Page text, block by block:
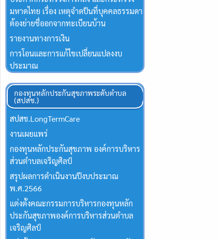
มหาดไทย เรื่อง เหตุจำดป็นที่บุคคลธรรมดา
ต้องย่ายชื่ออกจากทะเบียนบ้าน
รายงานทางการเงิน
การโอนและการแก้ไขเปลี่ยนแปลงงบ
ประมาณ
กองทุนหลักประกันสุขภาพระดับตำบล
(สปสช.)
สปสช.Long​Term​Care
งานเผยแพร่
กองทุนหลักประกันสุขภาพ องค์การบริหาร
ส่วนตำบลเจริญศิลป์
สรุปผลการดำเนินงานปีงบประมาณ
พ.ศ.2566
แต่งตั้งคณะกรรมการบริหารกองทุนหลัก
ประกันสุขภาพองค์การบริหารส่วนตำบล
เจริญศิลป์